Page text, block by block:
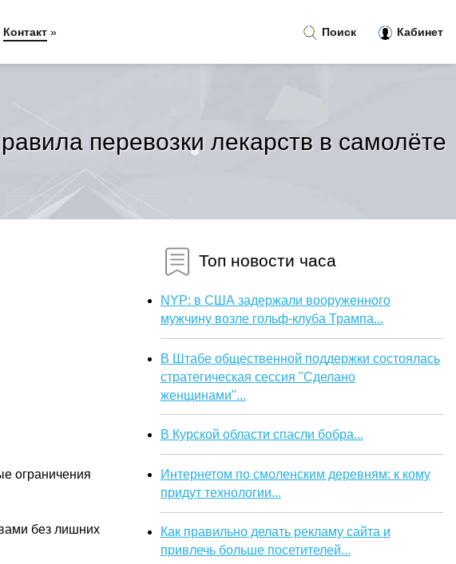
перевозки лекарств в самолёте
ограничения
без лишних
Топ новости часа
NYP: в США задержали вооруженного
мужчину возле гольф-клуба Трампа...
В Штабе общественной поддержки состоялась
стратегическая сессия "Сделано
женщинами"...
В Курской области спасли бобра...
Интернетом по смоленским деревням: к кому
придут технологии...
Как правильно делать рекламу сайта и
привлечь больше посетителей...
Поиск Кабинет
Контакт »